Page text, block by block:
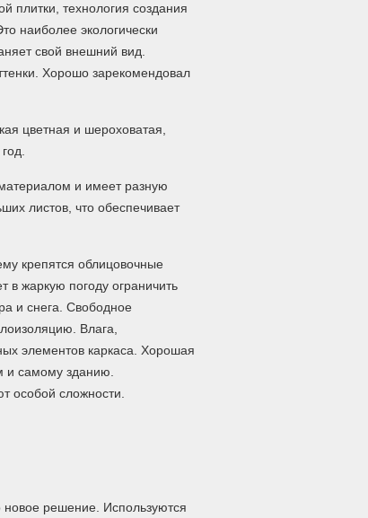
плитки, технология создания
наиболее экологически
свой внешний вид.
Хорошо зарекомендовал
цветная и шероховатая,
и имеет разную
листов, что обеспечивает
крепятся облицовочные
в жаркую погоду ограничить
и снега. Свободное
Влага,
элементов каркаса. Хорошая
и самому зданию.
особой сложности.
решение. Используются